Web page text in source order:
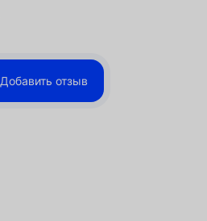
Добавить отзыв